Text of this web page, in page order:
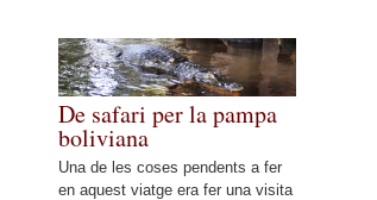
De safari per la pampa
boliviana
Una de les coses pendents a fer
en aquest viatge era fer una visita